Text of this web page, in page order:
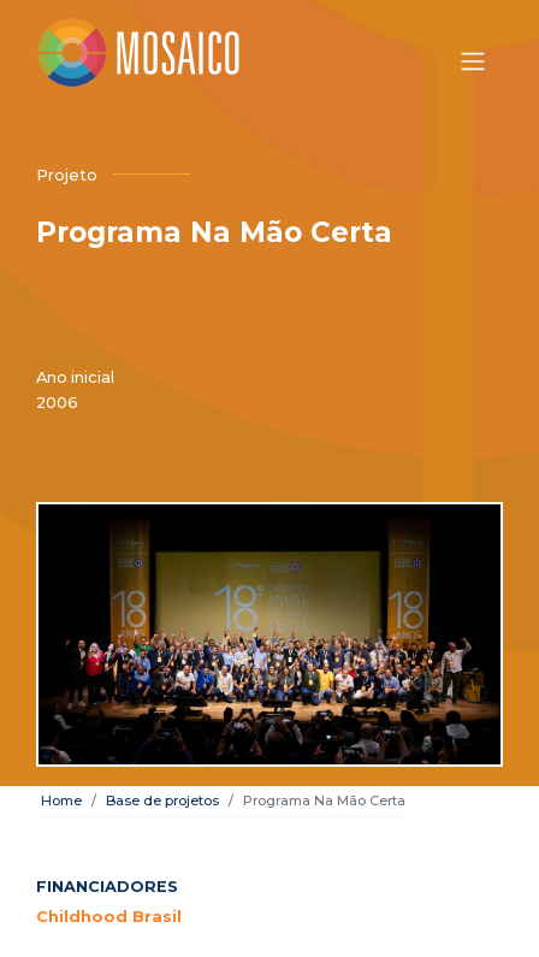
Projeto
Programa Na Mão Certa
Ano inicial
2006
Home Base de projetos Programa Na Mão Certa
FINANCIADORES
Childhood Brasil